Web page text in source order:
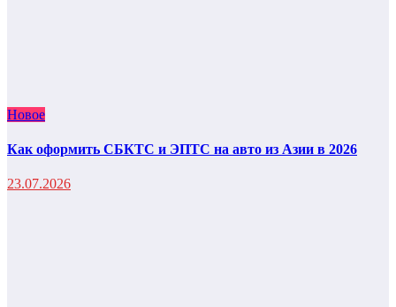
Новое
Как оформить СБКТС и ЭПТС на авто из Азии в 2026
23.07.2026